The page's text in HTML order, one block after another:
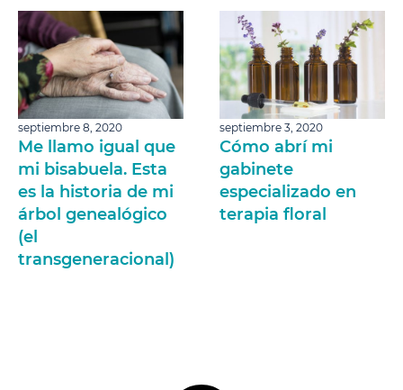
septiembre 8, 2020
Me llamo igual que
mi bisabuela. Esta
es la historia de mi
árbol genealógico
(el
transgeneracional)
septiembre 3, 2020
Cómo abrí mi
gabinete
especializado en
terapia floral